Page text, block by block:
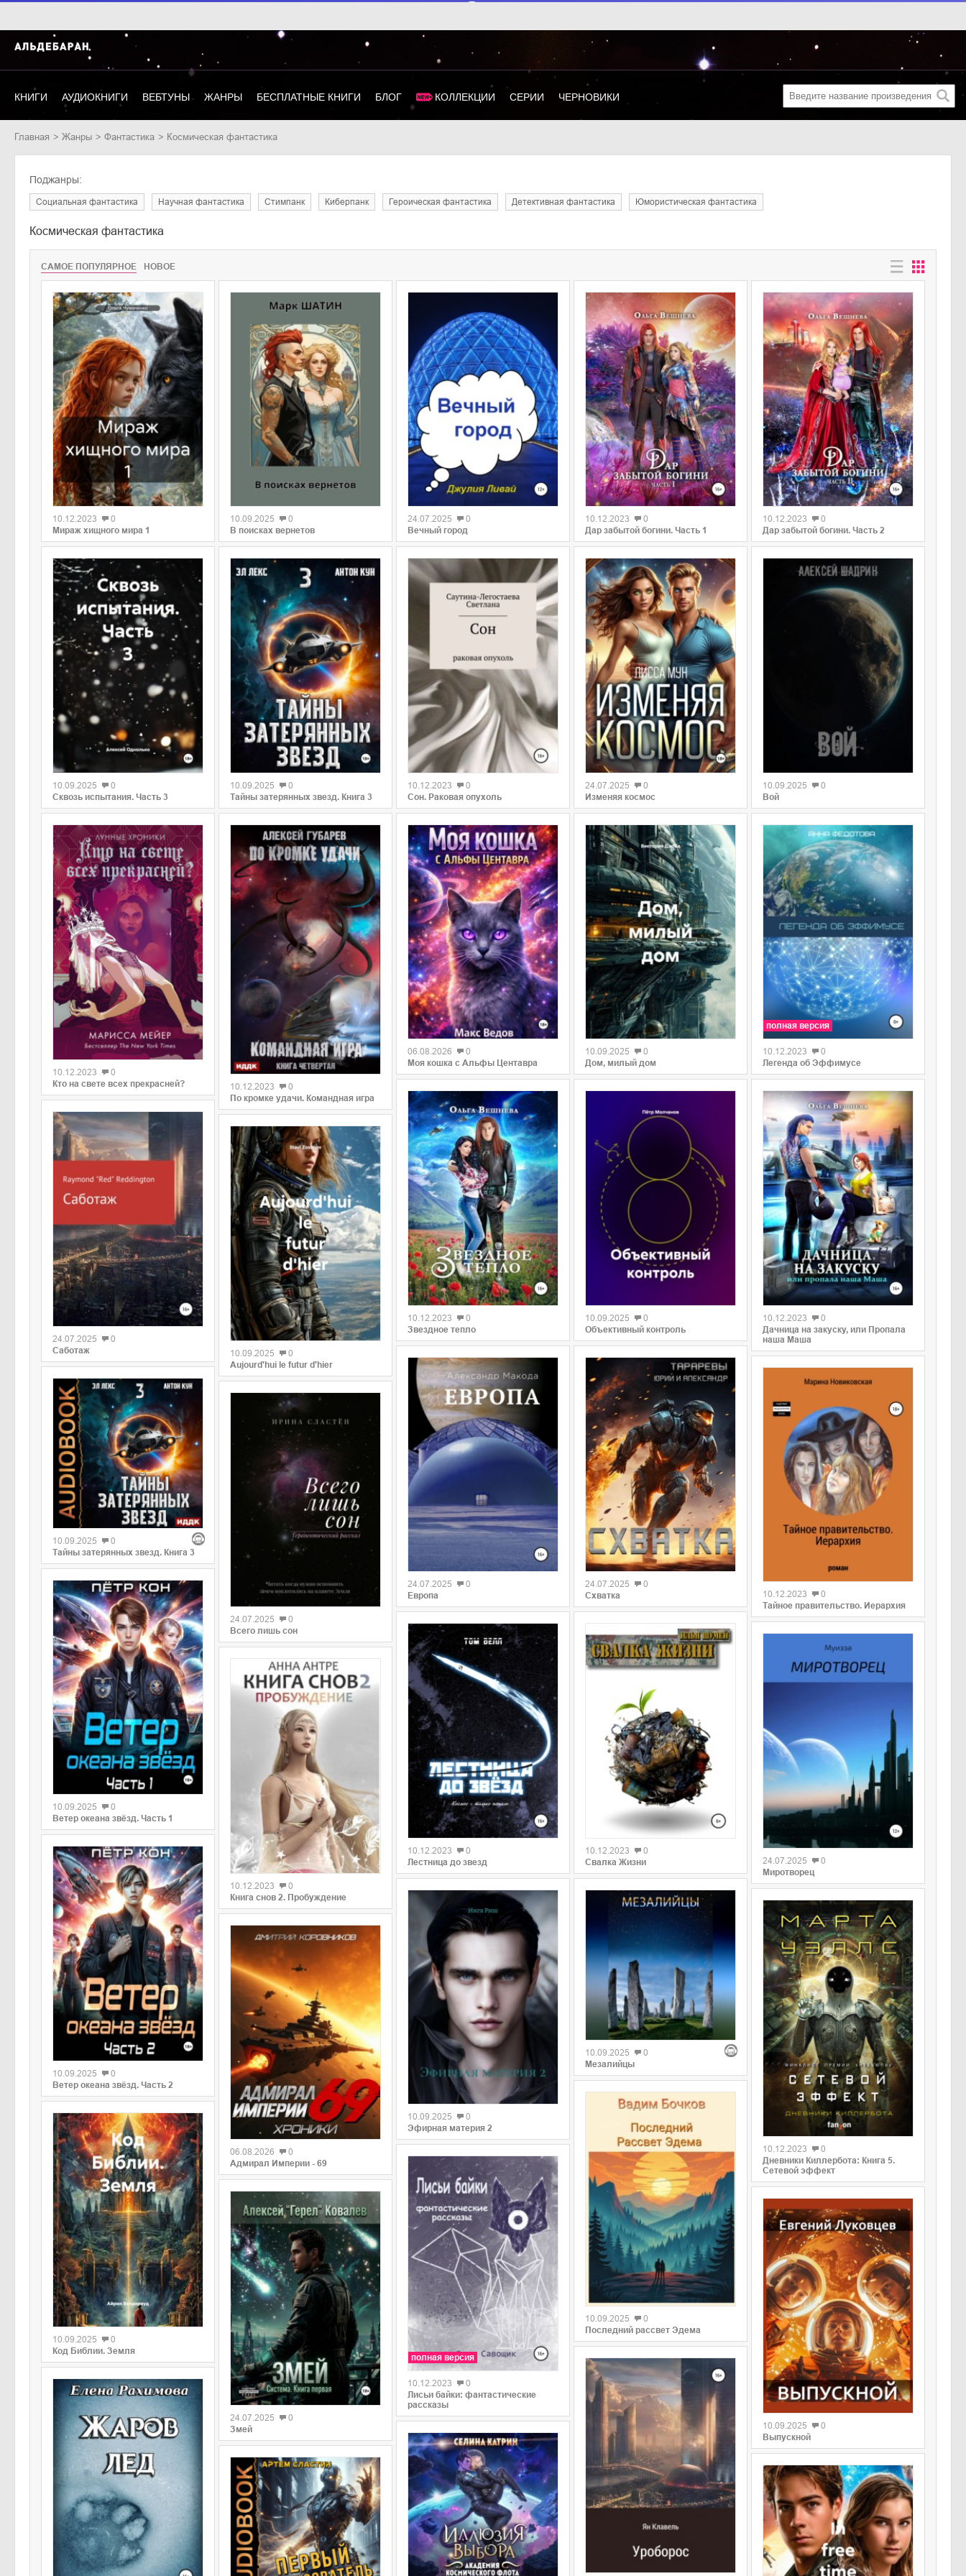
КНИГИ АУДИОКНИГИ ВЕБТУНЫ ЖАНРЫ БЕСПЛАТНЫЕ КНИГИ БЛОГ КОЛЛЕКЦИИ СЕРИИ ЧЕРНОВИКИ
Главная Жанры фантастика Космическая фантастика
Поджанры:
социальная фантастика научная фантастика стимпанк киберпанк героическая фантастика детективная фантастика юмористическая фантастика
Космическая фантастика
САМОЕ ПОПУЛЯРНОЕ НОВОЕ
0
10.12.2023
0
Мираж хищного мира 1
10.09.2025
0
Сквозь испытания. Часть 3
10.12.2023
0
Кто на свете всех прекрасней?
0
24.07.2025
0
Саботаж
10.09.2025
0
Тайны затерянных звезд. Книга 3
10.09.2025
0
Ветер океана звёзд. Часть 1
10.09.2025
0
Ветер океана звёзд. Часть 2
0
10.09.2025
0
Код Библии. Земля
10.09.2025
0
В поисках вернетов
10.09.2025
0
Тайны затерянных звезд. Книга 3
0
10.12.2023
0
По кромке удачи. Командная игра
0
10.09.2025
0
Aujourd'hui le futur d'hier
24.07.2025
0
Всего лишь сон
0
10.12.2023
0
Книга снов 2. Пробуждение
06.08.2026
0
Адмирал Империи - 69
24.07.2025
0
Змей
24.07.2025
0
Вечный город
0
10.12.2023
0
Сон. Раковая опухоль
0
06.08.2026
0
Моя кошка с Альфы Центавра
0
10.12.2023
0
Звездное тепло
24.07.2025
0
Европа
10.12.2023
0
Лестница до звезд
10.09.2025
0
Эфирная материя 2
полная версия
10.12.2023
0
Лисьи байки: фантастические
рассказы
0
10.12.2023
0
Дар забытой богини. Часть 1
24.07.2025
0
Изменяя космос
10.09.2025
0
Дом, милый дом
10.09.2025
0
Объективный контроль
0
24.07.2025
0
Схватка
10.12.2023
0
Свалка Жизни
10.09.2025
0
Мезалийцы
10.09.2025
0
Последний рассвет Эдема
0
10.12.2023
0
Дар забытой богини. Часть 2
10.09.2025
0
Вой
полная версия
10.12.2023
0
Легенда об Эффимусе
0
10.12.2023
0
Дачница на закуску, или Пропала
наша Маша
10.12.2023
0
Тайное правительство. Иерархия
0
24.07.2025
0
Миротворец
10.12.2023
0
Дневники Киллербота: Книга 5.
Сетевой эффект
0
10.09.2025
0
Выпускной